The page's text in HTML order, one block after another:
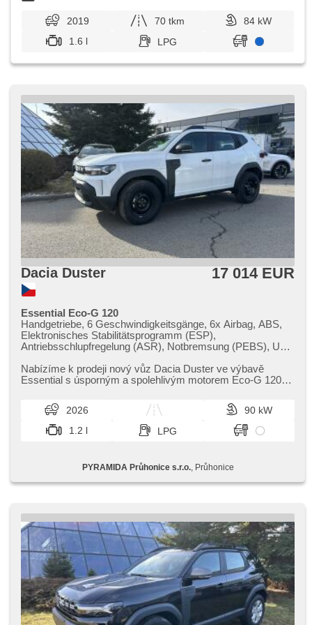
2019 70 tkm
84 kW
1.6 l
LPG
Dacia Duster 17 014 EUR
Essential Eco-G 120
Handgetriebe, 6 Geschwindigkeitsgänge, 6x Airbag, ABS,
Elektronisches Stabilitätsprogramm (ESP),
Antriebsschlupfregelung (ASR), Notbremsung (PEBS), Uhr
Leuchten, LED denní svícení, erfüllt 'EURO VI',
Bordcomputer, parkovací senzory zadní, Lichtsensor,
Vorderscheiben, El. Spiegel, Zentralverriegelung, isofix,
Start-Stop System, Autoradio, Außenthermometer, Teilbare
Rücksitzbank, Heckscheibenwischer, Antrieb 4x2, Garantie,
LPG im Kfz-Schein
Nabízíme k prodeji nový vůz Dacia Duster ve výbavě
Essential s úsporným a spolehlivým motorem Eco​-G 120
2026
90 kW
1.2 l
LPG
PYRAMIDA Průhonice s.r.o., Průhonice